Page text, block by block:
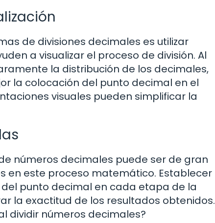
de divisiones decimales es utilizar
a visualizar el proceso de división. Al
la distribución de los decimales,
la colocación del punto decimal en el
visuales pueden simplificar la
números decimales puede ser de gran
en este proceso matemático. Establecer
punto decimal en cada etapa de la
la exactitud de los resultados obtenidos.
dividir números decimales?